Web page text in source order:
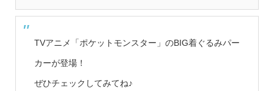
TVアニメ「ポケットモンスター」のBIG着ぐるみパー
カーが登場！
ぜひチェックしてみてね♪